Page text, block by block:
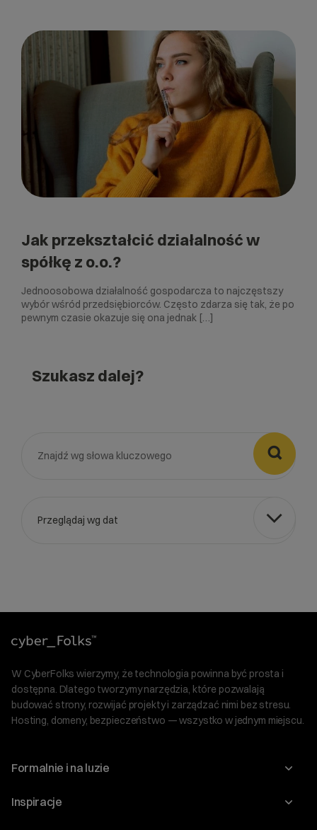
Jak przekształcić działalność w
spółkę z o.o.?
Jednoosobowa działalność gospodarcza to najczęstszy
wybór wśród przedsiębiorców. Często zdarza się tak, że po
pewnym czasie okazuje się ona jednak […]
Szukasz dalej?

Przeglądaj wg dat
W CyberFolks wierzymy, że technologia powinna być prosta i
dostępna. Dlatego tworzymy narzędzia, które pozwalają
budować strony, rozwijać projekty i zarządzać nimi bez stresu.
Hosting, domeny, bezpieczeństwo — wszystko w jednym miejscu.
Formalnie i na luzie
O nas
Inspiracje